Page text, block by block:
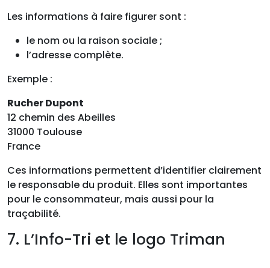
Les informations à faire figurer sont :
le nom ou la raison sociale ;
l’adresse complète.
Exemple :
Rucher Dupont
12 chemin des Abeilles
31000 Toulouse
France
Ces informations permettent d’identifier clairement
le responsable du produit. Elles sont importantes
pour le consommateur, mais aussi pour la
traçabilité.
7. L’Info-Tri et le logo Triman